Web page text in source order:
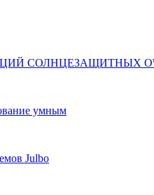
СОЛНЦЕЗАЩИТНЫХ
умным
Julbo